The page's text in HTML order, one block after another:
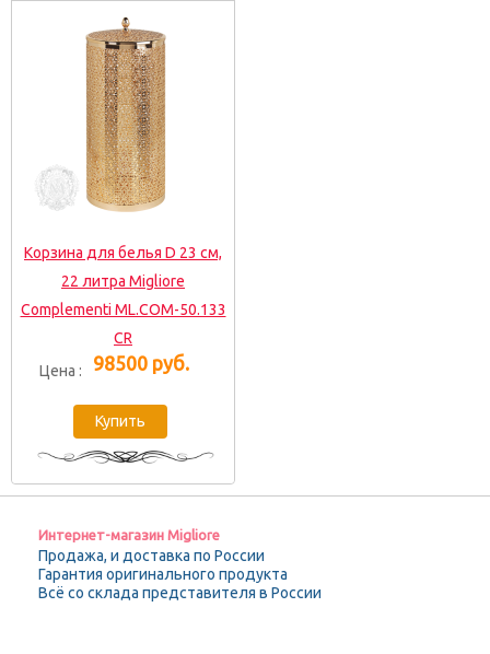
Корзина для белья D 23 см,
22 литра Migliore
Complementi ML.COM-50.133
CR
Цена :
98500 руб.
Интернет-магазин Migliore
Продажа, и доставка по России
Гарантия оригинального продукта
Всё со склада представителя в России